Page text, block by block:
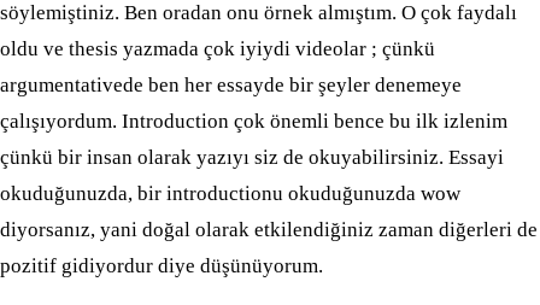
söylemiştiniz. Ben oradan onu örnek almıştım. O çok faydalı
oldu ve thesis yazmada çok iyiydi videolar ; çünkü
argumentativede ben her essayde bir şeyler denemeye
çalışıyordum. Introduction çok önemli bence bu ilk izlenim
çünkü bir insan olarak yazıyı siz de okuyabilirsiniz. Essayi
okuduğunuzda, bir introductionu okuduğunuzda wow
diyorsanız, yani doğal olarak etkilendiğiniz zaman diğerleri de
pozitif gidiyordur diye düşünüyorum.